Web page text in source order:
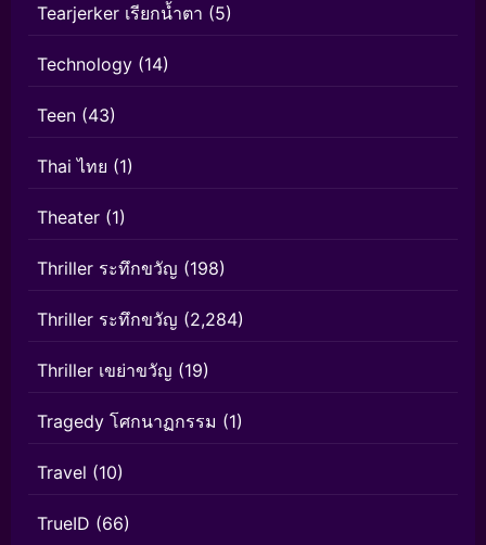
Tearjerker เรียกน้ำตา (5)
Technology (14)
Teen (43)
Thai ไทย (1)
Theater (1)
Thriller ระทึกขวัญ (198)
Thriller ระทึกขวัญ (2,284)
Thriller เขย่าขวัญ (19)
Tragedy โศกนาฏกรรม (1)
Travel (10)
TrueID (66)